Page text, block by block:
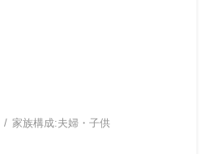
家族構成:夫婦・子供